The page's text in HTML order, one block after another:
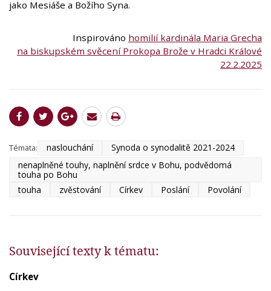
jako Mesiáše a Božího Syna.
Inspirováno homilií kardinála Maria Grecha
na biskupském svěcení Prokopa Brože v Hradci Králové
22.2.2025
Témata: naslouchání
Synoda o synodalitě 2021-2024
nenaplněné touhy, naplnění srdce v Bohu, podvědomá
touha po Bohu
touha
zvěstování Církev Poslání Povolání
Související texty k tématu:
Církev